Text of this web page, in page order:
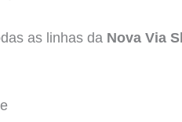
as linhas da Nova Via